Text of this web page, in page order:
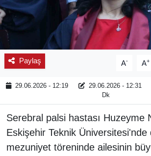
Paylaş A- A+
29.06.2026 - 12:19 29.06.2026 - 12:31
Dk
Serebral palsi hastası Huzeyme
Eskişehir Teknik Üniversitesi'nde
mezuniyet töreninde ailesinin